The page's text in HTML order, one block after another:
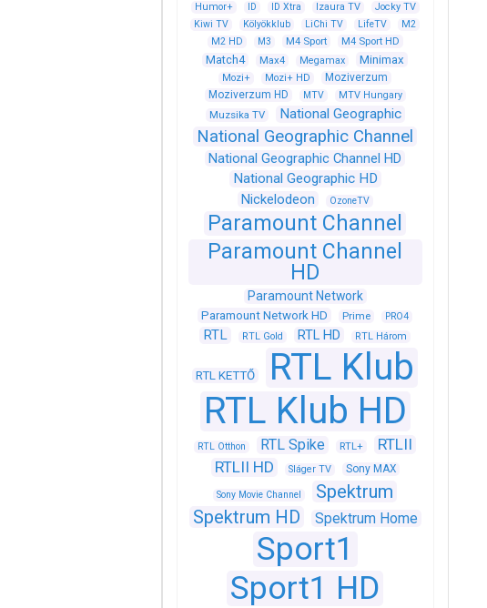
Humor+
ID ID Xtra Izaura TV
Jocky TV
Kiwi TV
Kölyökklub LiChi TV LifeTV
M2
M2 HD
M3 M4 Sport M4 Sport HD
Match4 Max4 Megamax Minimax
Mozi+ Mozi+ HD
Moziverzum
Moziverzum HD
MTV MTV Hungary
Muzsika TV National Geographic
National Geographic Channel
National Geographic Channel HD
National Geographic HD
Nickelodeon
OzoneTV
Paramount Channel
Paramount Channel
HD
Paramount Network
Paramount Network HD Prime PRO4
RTL RTL Gold RTL HD RTL Három
RTL KETTŐ
RTL Klub
RTL Klub HD
RTL Otthon RTL Spike RTL+
RTLII
RTLII HD
Sláger TV Sony MAX
Sony Movie Channel
Spektrum
Spektrum HD
Spektrum Home
Sport1
Sport1 HD